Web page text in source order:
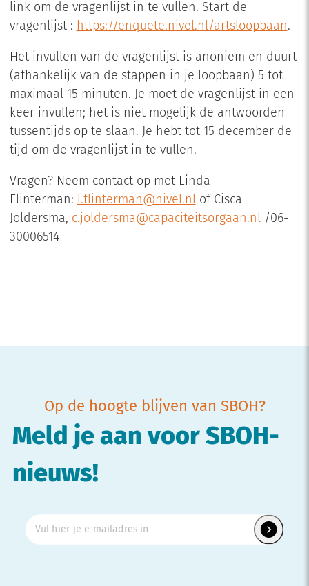
link om de vragenlijst in te vullen. Start de
vragenlijst : https://enquete.nivel.nl/artsloopbaan.
Het invullen van de vragenlijst is anoniem en duurt
(afhankelijk van de stappen in je loopbaan) 5 tot
maximaal 15 minuten. Je moet de vragenlijst in een
keer invullen; het is niet mogelijk de antwoorden
tussentijds op te slaan. Je hebt tot 15 december de
tijd om de vragenlijst in te vullen.
Vragen? Neem contact op met Linda
Flinterman: l.flinterman@nivel.nlof Cisca
Joldersma, c.joldersma@capaciteitsorgaan.nl/06-
30006514
Op de hoogte blijven van SBOH?
Meld je aan voor SBOH-
nieuws!